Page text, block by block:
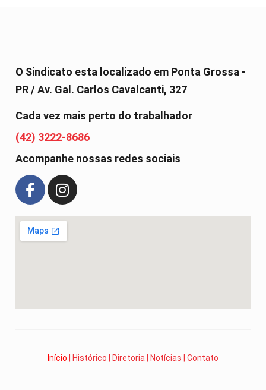
O Sindicato esta localizado em Ponta Grossa -
PR / Av. Gal. Carlos Cavalcanti, 327
Cada vez mais perto do trabalhador
(42) 3222-8686
Acompanhe nossas redes sociais
Início Histórico Diretoria Notícias Contato